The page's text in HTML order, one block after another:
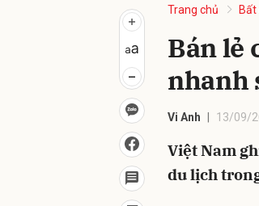
Trang chủ
Bán lẻ
nhanh
Vi Anh 13/09/
Việt Nam
du lịch